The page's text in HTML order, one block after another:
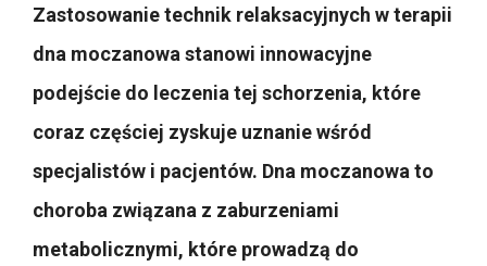
Zastosowanie technik relaksacyjnych w terapii
dna moczanowa stanowi innowacyjne
podejście do leczenia tej schorzenia, które
coraz częściej zyskuje uznanie wśród
specjalistów i pacjentów. Dna moczanowa to
choroba związana z zaburzeniami
metabolicznymi, które prowadzą do